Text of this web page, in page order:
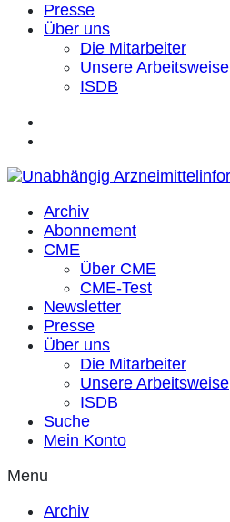
Presse
Über uns
Die Mitarbeiter
Unsere Arbeitsweise
ISDB
Archiv
Abonnement
CME
Über CME
CME-Test
Newsletter
Presse
Über uns
Die Mitarbeiter
Unsere Arbeitsweise
ISDB
Suche
Mein Konto
Menu
Archiv